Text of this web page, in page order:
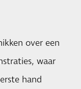
over een
waar
hand